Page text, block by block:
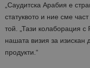
„Саудитска Арабия е
статуквото и ние сме
той. „Тази колаборация
нашата визия за изискан
продукти.“